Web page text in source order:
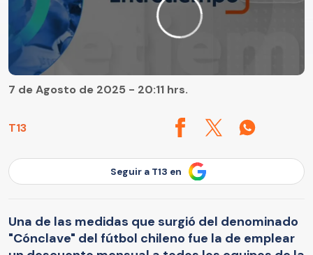
T13
7 de Agosto de 2025 - 20:11 hrs.
Seguir a T13 en
Una de las medidas que surgió del denominado
"Cónclave" del fútbol chileno fue la de emplear